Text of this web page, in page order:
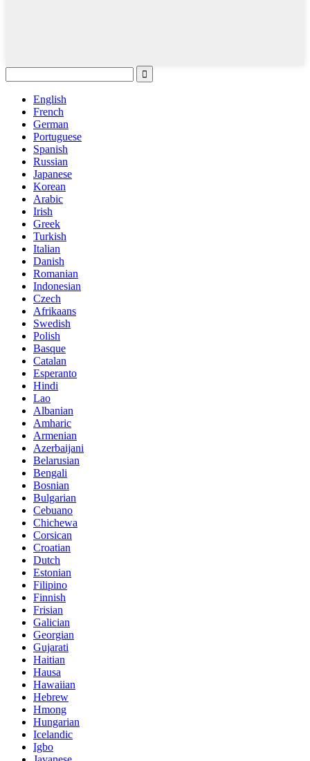
English
French
German
Portuguese
Spanish
Russian
Japanese
Korean
Arabic
Irish
Greek
Turkish
Italian
Danish
Romanian
Indonesian
Czech
Afrikaans
Swedish
Polish
Basque
Catalan
Esperanto
Hindi
Lao
Albanian
Amharic
Armenian
Azerbaijani
Belarusian
Bengali
Bosnian
Bulgarian
Cebuano
Chichewa
Corsican
Croatian
Dutch
Estonian
Filipino
Finnish
Frisian
Galician
Georgian
Gujarati
Haitian
Hausa
Hawaiian
Hebrew
Hmong
Hungarian
Icelandic
Igbo